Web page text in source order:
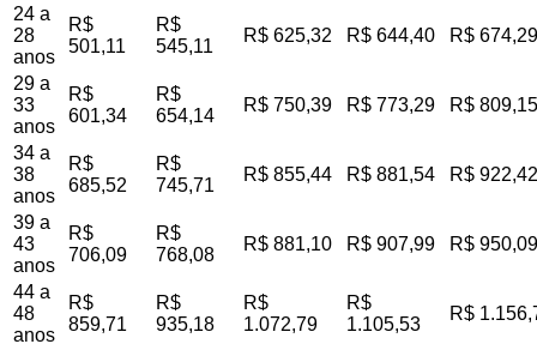
24 a
28
anos
R$
501,11
R$
545,11
R$ 625,32 R$ 644,40 R$ 674,29
29 a
33
anos
R$
601,34
R$
654,14
R$ 750,39 R$ 773,29 R$ 809,15
34 a
38
anos
R$
685,52
R$
745,71
R$ 855,44 R$ 881,54 R$ 922,42
39 a
43
anos
R$
706,09
R$
768,08
R$ 881,10 R$ 907,99 R$ 950,09
44 a
48
anos
R$
859,71
R$
935,18
R$
1.072,79
R$
1.105,53
R$